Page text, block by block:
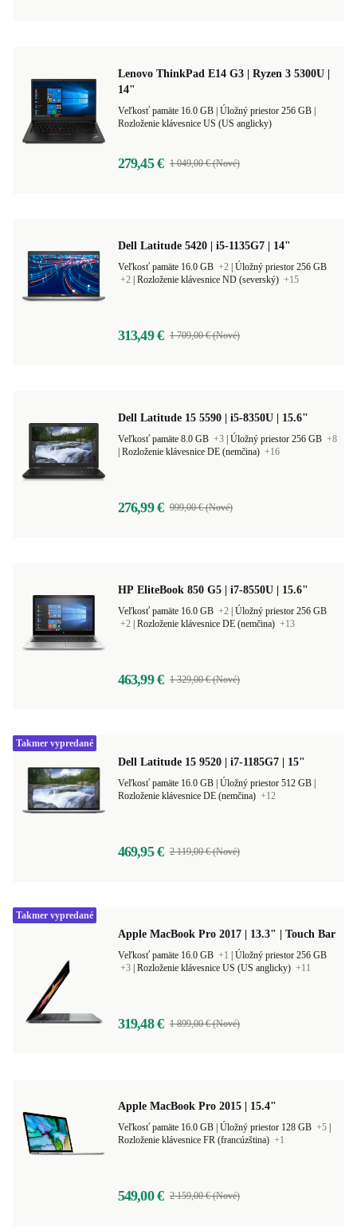
Lenovo ThinkPad E14 G3 | Ryzen 3 5300U |
14"
Rozloženie klávesnice US (US anglicky)
279,45 € 1 049,00 € (Nové)
Dell Latitude 5420 | i5-1135G7 | 14"
Veľkosť pamäte 16.0 GB +2 Úložný priestor 256 GB
+2 Rozloženie klávesnice ND (severský) +15
313,49 € 1 709,00 € (Nové)
Dell Latitude 15 5590 | i5-8350U | 15.6"
Veľkosť pamäte 8.0 GB +3 Úložný priestor 256 GB +8
Rozloženie klávesnice DE (nemčina) +16
276,99 € 999,00 € (Nové)
HP EliteBook 850 G5 | i7-8550U | 15.6"
Veľkosť pamäte 16.0 GB +2 Úložný priestor 256 GB
+2 Rozloženie klávesnice DE (nemčina) +13
463,99 € 1 329,00 € (Nové)
Dell Latitude 15 9520 | i7-1185G7 | 15"
Rozloženie klávesnice DE (nemčina) +12
469,95 € 2 119,00 € (Nové)
Takmer vypredané
Apple MacBook Pro 2017 | 13.3" | Touch Bar
Veľkosť pamäte 16.0 GB +1
Úložný priestor 256 GB
+3 Rozloženie klávesnice US (US anglicky) +11
319,48 € 1 899,00 € (Nové)
Takmer vypredané
Apple MacBook Pro 2015 | 15.4"
Úložný priestor 128 GB +5
Rozloženie klávesnice FR (francúzština) +1
549,00 € 2 159,00 € (Nové)